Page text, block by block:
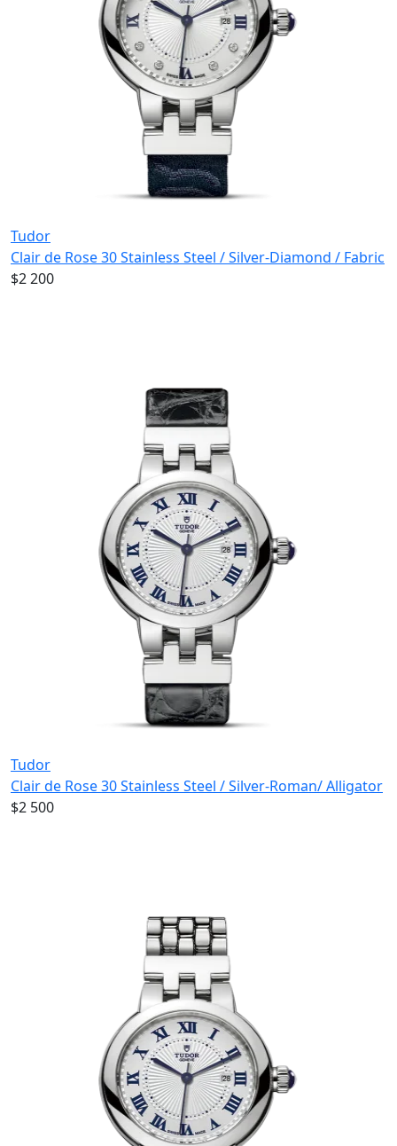
Tudor
Clair de Rose 30 Stainless Steel / Silver-Diamond / Fabric
$2 200
Tudor
Clair de Rose 30 Stainless Steel / Silver-Roman/ Alligator
$2 500